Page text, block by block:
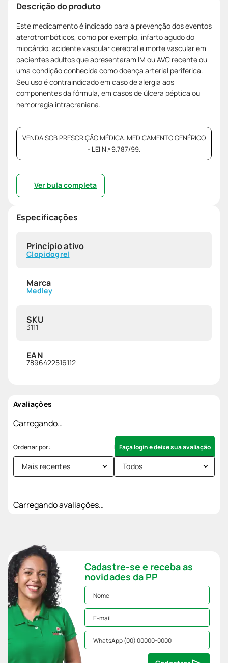
Descrição do produto
Este medicamento é indicado para a prevenção dos eventos
aterotrombóticos, como por exemplo, infarto agudo do
miocárdio, acidente vascular cerebral e morte vascular em
pacientes adultos que apresentaram IM ou AVC recente ou
uma condição conhecida como doença arterial periférica.
Seu uso é contraindicado em caso de alergia aos
componentes da fórmula, em casos de úlcera péptica ou
hemorragia intracraniana.
VENDA SOB PRESCRIÇÃO MÉDICA. MEDICAMENTO GENÉRICO
- LEI N.º 9.787/99.
Ver bula completa
Especificações
Princípio ativo
Clopidogrel
Marca
Medley
SKU
3111
EAN
7896422516112
Avaliações
Carregando…
Faça login e deixe sua avaliação
Mais recentes Todos
Carregando avaliações…
Cadastre-se e receba as
novidades da PP